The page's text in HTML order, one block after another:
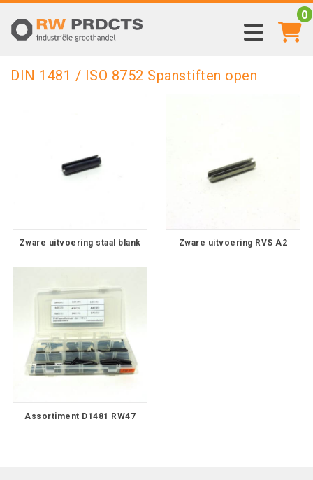
0
DIN 1481 / ISO 8752 Spanstiften open
Zware uitvoering staal blank Zware uitvoering RVS A2
Assortiment D1481 RW47